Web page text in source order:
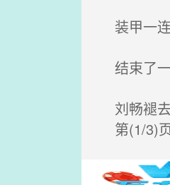
装甲一连
结束了一
刘畅褪去
第(1/3)